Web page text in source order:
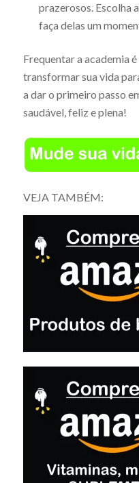
prazerosos. Escolha
faça delas um
Frequentar a academia
transformar sua vida
a dar o primeiro passo
saudável, feliz e plena!
VEJA TAMBÉM: